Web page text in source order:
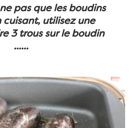
pas que les boudins
utilisez une
3 trous sur le boudin
......